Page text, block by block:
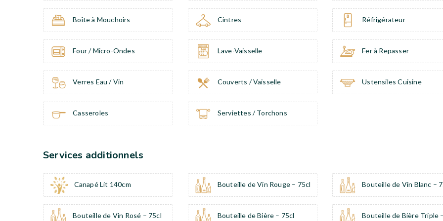
Boîte à Mouchoirs Cintres Réfrigérateur
Four / Micro-Ondes Lave-Vaisselle Fer à Repasser
Verres Eau / Vin Couverts / Vaisselle Ustensiles Cuisine
Casseroles Serviettes / Torchons
Services additionnels
Canapé Lit 140cm Bouteille de Vin Rouge – 75cl Bouteille de Vin Blanc –
Bouteille de Vin Rosé – 75cl Bouteille de Bière – 75cl Bouteille de Bière Triple –